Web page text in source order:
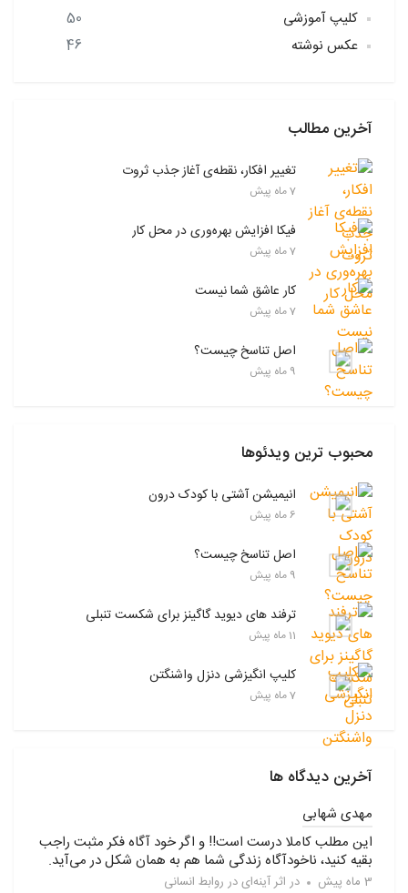
کلیپ آموزشی
50
عکس نوشته
46
آخرین مطالب
تغییر افکار، نقطه‌ی آغاز جذب ثروت
7 ماه پیش
فیکا افزایش بهره‌وری در محل کار
7 ماه پیش
کار عاشق شما نیست
7 ماه پیش
اصل تناسخ چیست؟
9 ماه پیش
محبوب ترین ویدئوها
انیمیشن آشتی با کودک درون
6 ماه پیش
اصل تناسخ چیست؟
9 ماه پیش
ترفند های دیوید گاگینز برای شکست تنبلی
11 ماه پیش
کلیپ انگیزشی دنزل واشنگتن
7 ماه پیش
آخرین دیدگاه ها
مهدی شهابی
این مطلب کاملا درست است!! و اگر خود آگاه فکر مثبت راجب
بقیه کنید، ناخودآگاه زندگی شما هم به همان شکل در می‌آید.
3 ماه پیش در اثر آینه‌ای در روابط انسانی